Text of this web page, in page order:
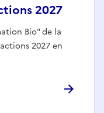
2027
Bio" de la
2027 en